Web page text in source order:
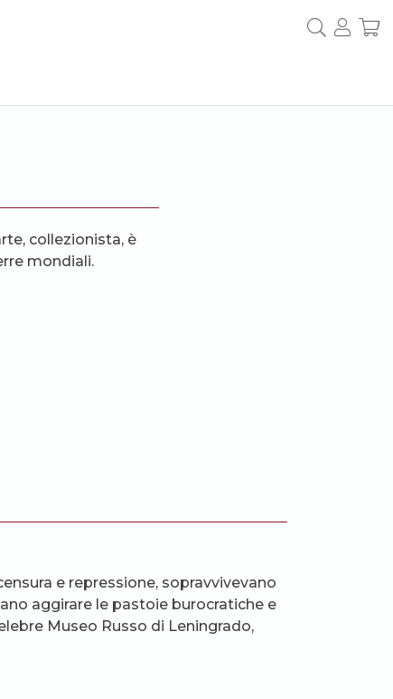
collezionista, è
mondiali.
e repressione, sopravvivevano
aggirare le pastoie burocratiche e
Museo Russo di Leningrado,